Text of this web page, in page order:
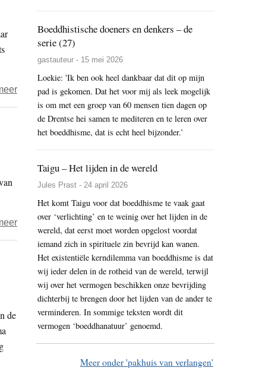
over
Taigu
Kapot
Shinran
over
hunkering
de
Boeddhistische doeners en denkers – de
serie (27)
gastauteur - 15 mei 2026
Loekie: 'Ik ben ook heel dankbaar dat dit op mijn
pad is gekomen. Dat het voor mij als leek mogelijk
is om met een groep van 60 mensen tien dagen op
de Drentse hei samen te mediteren en te leren over
het boeddhisme, dat is echt heel bijzonder.’
Taigu – Het lijden in de wereld
Jules Prast - 24 april 2026
Het komt Taigu voor dat boeddhisme te vaak gaat
over ‘verlichting’ en te weinig over het lijden in de
wereld, dat eerst moet worden opgelost voordat
iemand zich in spirituele zin bevrijd kan wanen.
Het existentiële kerndilemma van boeddhisme is dat
wij ieder delen in de rotheid van de wereld, terwijl
wij over het vermogen beschikken onze bevrijding
dichterbij te brengen door het lijden van de ander te
verminderen. In sommige teksten wordt dit
vermogen ‘boeddhanatuur’ genoemd.
Meer onder 'pakhuis van verlangen'